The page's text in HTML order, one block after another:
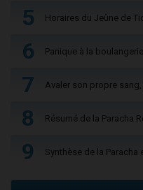
5 Horaires du Jeûne de
6 Panique à la
7 Avaler son propre
8 Résumé de la Paracha
9 Synthèse de la Paracha